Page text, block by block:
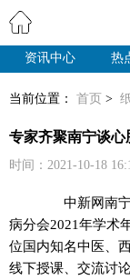
资讯中心 热
当前位置： 首页 >
专家齐聚南宁谈
时间：2021-10-18
中新网南
病分会2021年学术
位国内知名中医、
线下授课、交流讨